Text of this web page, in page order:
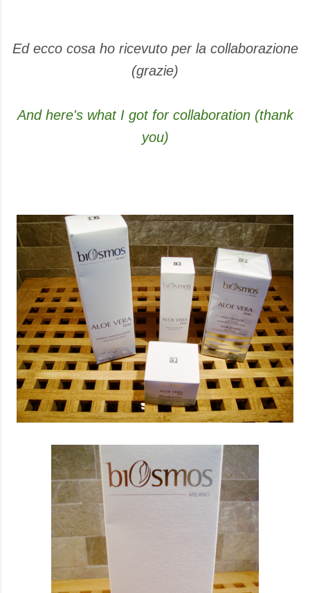
Ed ecco cosa ho ricevuto per la collaborazione
(grazie)
And here's what I got for collaboration (thank
you)